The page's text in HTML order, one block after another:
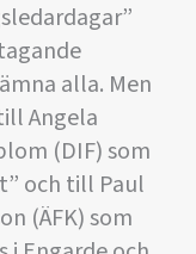
alla. Men
Angela
(DIF) som
och till Paul
(ÄFK) som